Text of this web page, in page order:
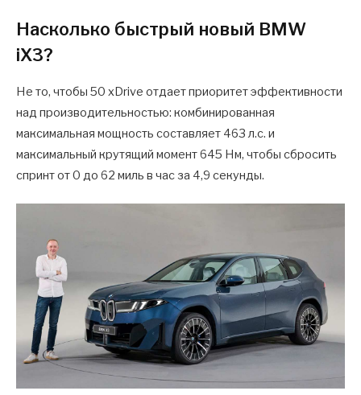
Насколько быстрый новый BMW
iX3?
Не то, чтобы 50 xDrive отдает приоритет эффективности
над производительностью: комбинированная
максимальная мощность составляет 463 л.с. и
максимальный крутящий момент 645 Нм, чтобы сбросить
спринт от 0 до 62 миль в час за 4,9 секунды.